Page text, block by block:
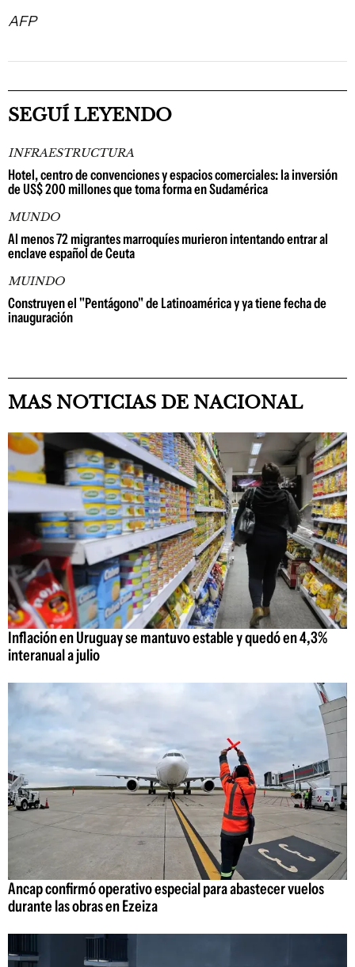
AFP
SEGUÍ LEYENDO
INFRAESTRUCTURA
Hotel, centro de convenciones y espacios comerciales: la inversión
de US$ 200 millones que toma forma en Sudamérica
MUNDO
Al menos 72 migrantes marroquíes murieron intentando entrar al
enclave español de Ceuta
MUINDO
Construyen el "Pentágono" de Latinoamérica y ya tiene fecha de
inauguración
MAS NOTICIAS DE NACIONAL
Inflación en Uruguay se mantuvo estable y quedó en 4,3%
interanual a julio
Ancap confirmó operativo especial para abastecer vuelos
durante las obras en Ezeiza